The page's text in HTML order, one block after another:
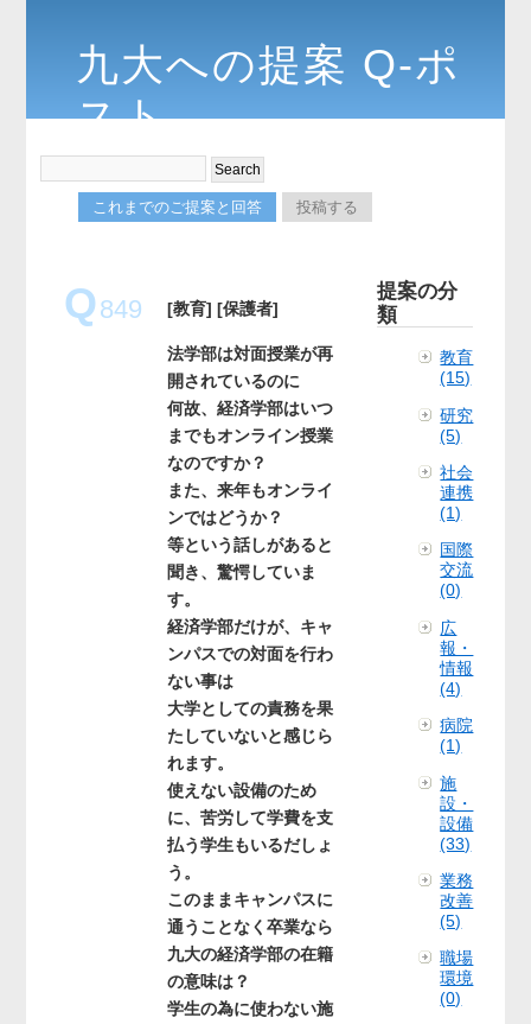
九大への提案 Q-ポ
スト
これまでのご提案と回答 投稿する
Q849 [教育] [保護者]
法学部は対面授業が再
開されているのに
何故、経済学部はいつ
までもオンライン授業
なのですか？
また、来年もオンライ
ンではどうか？
等という話しがあると
聞き、驚愕していま
す。
経済学部だけが、キャ
ンパスでの対面を行わ
ない事は
大学としての責務を果
たしていないと感じら
れます。
使えない設備のため
に、苦労して学費を支
払う学生もいるだしょ
う。
このままキャンパスに
通うことなく卒業なら
九大の経済学部の在籍
の意味は？
学生の為に使わない施
提案の分
類
教育
(15)
研究
(5)
社会
連携
(1)
国際
交流
(0)
広
報・
情報
(4)
病院
(1)
施
設・
設備
(33)
業務
改善
(5)
職場
環境
(0)